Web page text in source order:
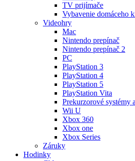
TV prijímače
Vybavenie domáceho
Videohry
Mac
Nintendo prepínač
Nintendo prepínač 2
PC
PlayStation 3
PlayStation 4
PlayStation 5
PlayStation Vita
Prekurzorové systémy
Wii U
Xbox 360
Xbox one
Xbox Series
Záruky
Hodinky